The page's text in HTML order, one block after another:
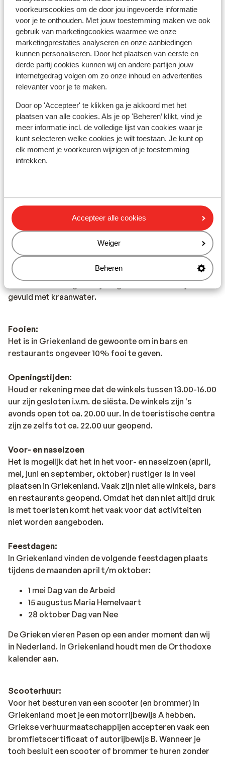
voorkeurscookies om de door jou ingevoerde informatie
voor je te onthouden. Met jouw toestemming maken we ook
gebruik van marketingcookies waarmee we onze
marketingprestaties analyseren en onze aanbiedingen
kunnen personaliseren. Door het plaatsen van eerste en
derde partij cookies kunnen wij en andere partijen jouw
internetgedrag volgen om zo onze inhoud en advertenties
relevanter voor je te maken.
Door op 'Accepteer' te klikken ga je akkoord met het
plaatsen van alle cookies. Als je op 'Beheren’ klikt, vind je
meer informatie incl. de volledige lijst van cookies waar je
kunt selecteren welke cookies je wilt toestaan. Je kunt op
elk moment je voorkeuren wijzigen of je toestemming
intrekken.
Accepteer alle cookies
Weiger
Beheren
Alarmnummer:
Het alarmnummer in Griekenland voor de politie is 100.
Wanneer je een ambulance nodig hebt, dan dien je 166 te
bellen. Let op, deze alarmnummers mag je alleen
gebruiken bij noodgevallen.
Eten & drinken:
Houd je van lekker eten? In Griekenland ben je aan het
juiste adres. De Griekse keuken is divers. In de Griekse
restaurants vind je zowel vlees- als visgerechten, maar
ook smaakvolle vegetarische gerechten. Denk maar
de internationale keuken.
Het water in Griekenland is anders dan je in Nederland
gewend bent. Het wordt afgeraden om kraanwater te
drinken. Wij adviseren je om flessen water te kopen in
de supermarkt of in jouw hotel/appartement. Let op
gevuld met kraanwater.
Fooien:
Het is in Griekenland de gewoonte om in bars en
restaurants ongeveer 10% fooi te geven.
Openingstijden:
Houd er rekening mee dat de winkels tussen 13.00-16.00
uur zijn gesloten i.v.m. de siësta. De winkels zijn 's
avonds open tot ca. 20.00 uur. In de toeristische centra
zijn ze zelfs tot ca. 22.00 uur geopend.
Voor- en naseizoen
Het is mogelijk dat het in het voor- en naseizoen (april,
mei, juni en september, oktober) rustiger is in veel
plaatsen in Griekenland. Vaak zijn niet alle winkels, bars
en restaurants geopend. Omdat het dan niet altijd druk
is met toeristen komt het vaak voor dat activiteiten
niet worden aangeboden.
Feestdagen:
In Griekenland vinden de volgende feestdagen plaats
tijdens de maanden april t/m oktober:
1 mei Dag van de Arbeid
15 augustus Maria Hemelvaart
28 oktober Dag van Nee
De Grieken vieren Pasen op een ander moment dan wij
in Nederland. In Griekenland houdt men de Orthodoxe
kalender aan.
Scooterhuur:
Voor het besturen van een scooter (en brommer) in
Griekenland moet je een motorrijbewijs A hebben.
Griekse verhuurmaatschappijen accepteren vaak een
bromfietscertificaat of autorijbewijs B. Wanneer je
toch besluit een scooter of brommer te huren zonder